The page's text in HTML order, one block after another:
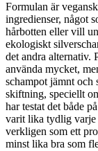
Formulan är
ingredienser, något
hårbotten eller vill
ekologiskt
det andra alternativ.
använda mycket,
schampot jämnt
skiftning, speciellt
har testat det både
varit lika tydlig varje
verkligen som ett
minst lika bra som